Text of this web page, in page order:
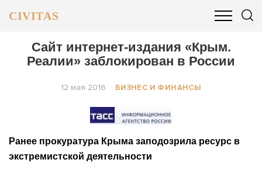
CIVITAS
ОБЩЕСТВО БИЗНЕС И ФИНАНСЫ
Сайт интернет-издания «Крым.
Реалии» заблокирован в России
12 мая 2016 БИЗНЕС И ФИНАНСЫ
Ранее прокуратура Крыма заподозрила ресурс в
экстремистской деятельности